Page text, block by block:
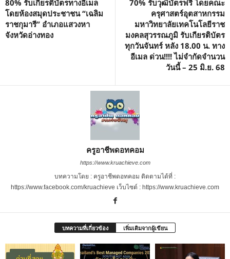
80% รับเกียรติบัตรทางอีเมล
โดยห้องสมุดประชาชน “เฉลิม
ราชกุมารี” อำเภอแสวงหา
จังหวัดอ่างทอง
70% รับวุฒิบัตรฟรี โดยคณะ
ครุศาสตร์อุตสาหกรรม
มหาวิทยาลัยเทคโนโลยีราช
มงคลสุวรรณภูมิ รับเกียรติบัตร
ทุกวันจันทร์ หลัง 18.00 น. ทาง
อีเมล ด่วน!!!! ไม่จำกัดจำนวน
วันนี้ – 25 มิ.ย. 68
ครูอาชีพดอทคอม
https://www.kruachieve.com
บทความโดย : ครูอาชีพดอทคอม ติดตามได้ที่ :
https://www.facebook.com/kruachieve เว็บไซต์ : https://www.kruachieve.com
บทความที่เกี่ยวข้อง เพิ่มเติมจากผู้เขียน